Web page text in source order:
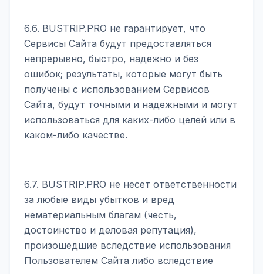
6.6. BUSTRIP.PRO не гарантирует, что
Сервисы Сайта будут предоставляться
непрерывно, быстро, надежно и без
ошибок; результаты, которые могут быть
получены с использованием Сервисов
Сайта, будут точными и надежными и могут
использоваться для каких-либо целей или в
каком-либо качестве.
6.7. BUSTRIP.PRO не несет ответственности
за любые виды убытков и вред
нематериальным благам (честь,
достоинство и деловая репутация),
произошедшие вследствие использования
Пользователем Сайта либо вследствие